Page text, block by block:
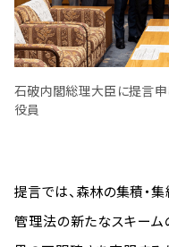
石破内閣総理大臣に提言
役員
提言では、森林の集積・
管理法の新たなスキーム